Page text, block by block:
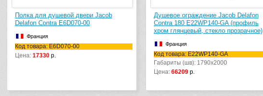
Полка для душевой двери Jacob
Delafon Contra E6D070-00
Франция
Код товара: E6D070-00
Цена: 17330 р.
Душевое ограждение Jacob Delafon
Contra 180 E22WP140-GA (профиль
хром глянцевый, стекло прозрачное)
Франция
Код товара: E22WP140-GA
Габариты (шв): 1790x2000
Цена: 66209 р.